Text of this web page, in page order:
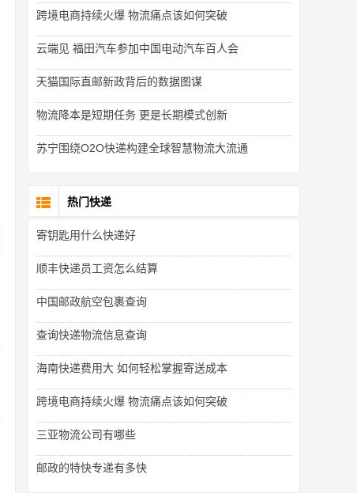
跨境电商持续火爆 物流痛点该如何突破
云端见 福田汽车参加中国电动汽车百人会
天猫国际直邮新政背后的数据图谋
物流降本是短期任务 更是长期模式创新
苏宁围绕O2O快递构建全球智慧物流大流通
热门快递
寄钥匙用什么快递好
顺丰快递员工资怎么结算
中国邮政航空包裹查询
查询快递物流信息查询
海南快递费用大 如何轻松掌握寄送成本
跨境电商持续火爆 物流痛点该如何突破
三亚物流公司有哪些
邮政的特快专递有多快